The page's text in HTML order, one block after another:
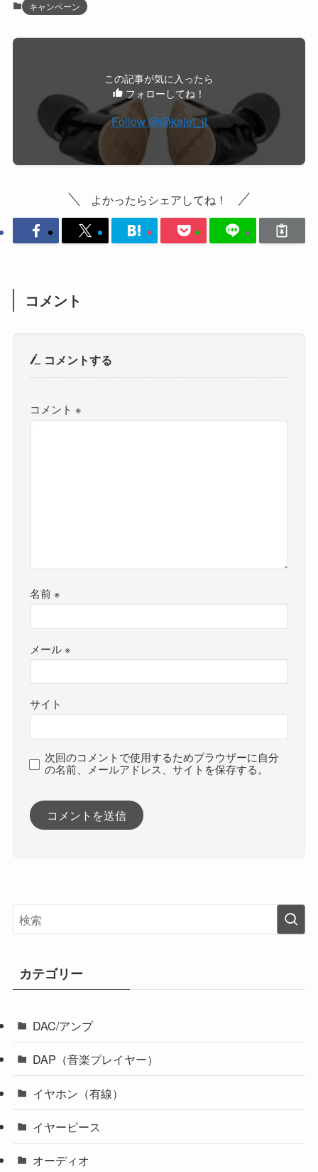
キャンペーン
この記事が気に入ったら
フォローしてね！
Follow @@kajet_jt
よかったらシェアしてね！
コメント
コメントする
コメント※
名前※
メール※
サイト
次回のコメントで使用するためブラウザーに自分
の名前、メールアドレス、サイトを保存する。
カテゴリー
DAC/アンプ
DAP（音楽プレイヤー）
イヤホン（有線）
イヤーピース
オーディオ